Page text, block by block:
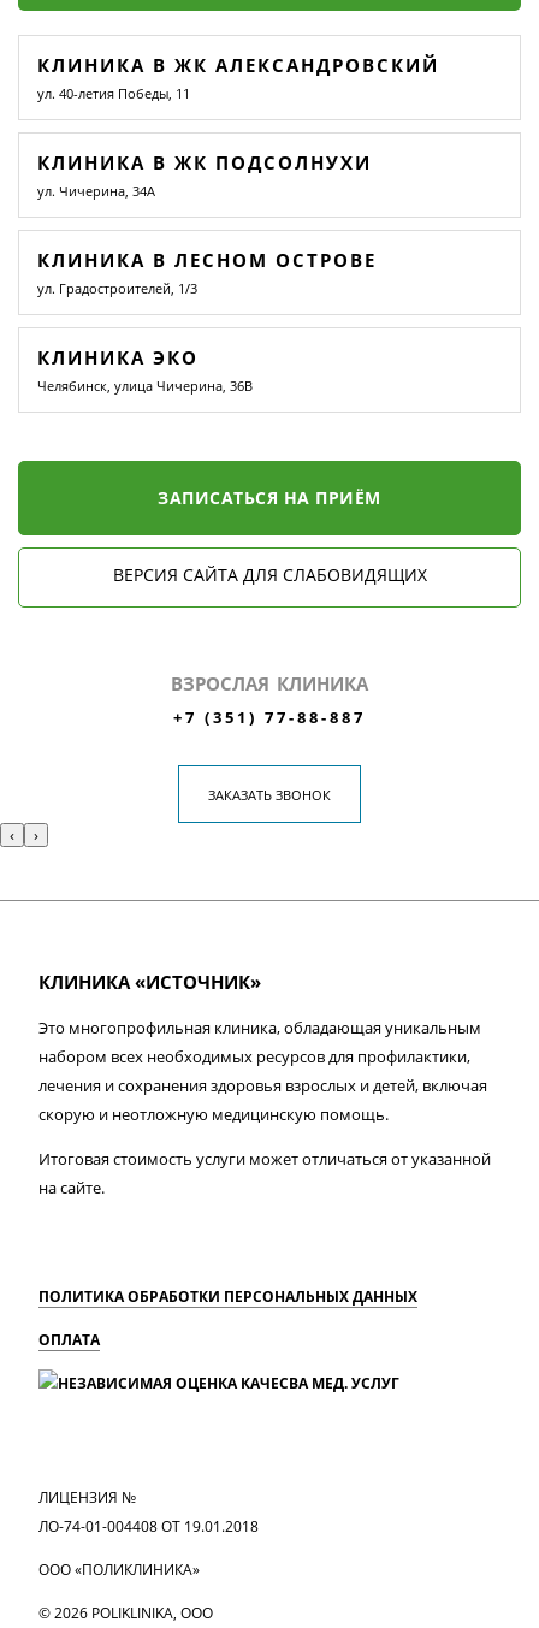
КЛИНИКА В ЖК АЛЕКСАНДРОВСКИЙ
ул. 40-летия Победы, 11
КЛИНИКА В ЖК ПОДСОЛНУХИ
ул. Чичерина, 34А
КЛИНИКА В ЛЕСНОМ ОСТРОВЕ
ул. Градостроителей, 1/3
КЛИНИКА ЭКО
Челябинск, улица Чичерина, 36В
ЗАПИСАТЬСЯ НА ПРИЁМ
ВЕРСИЯ САЙТА ДЛЯ СЛАБОВИДЯЩИХ
ВЗРОСЛАЯ КЛИНИКА
+7 (351) 77-88-887
ЗАКАЗАТЬ ЗВОНОК
‹ ›
КЛИНИКА «ИСТОЧНИК»
Это многопрофильная клиника, обладающая уникальным
набором всех необходимых ресурсов для профилактики,
лечения и сохранения здоровья взрослых и детей, включая
скорую и неотложную медицинскую помощь.
Итоговая стоимость услуги может отличаться от указанной
на сайте.
ПОЛИТИКА ОБРАБОТКИ ПЕРСОНАЛЬНЫХ ДАННЫХ
ОПЛАТА
ЛИЦЕНЗИЯ №
ЛО-74-01-004408 ОТ 19.01.2018
ООО «ПОЛИКЛИНИКА»
© 2026 POLIKLINIKA, OOO